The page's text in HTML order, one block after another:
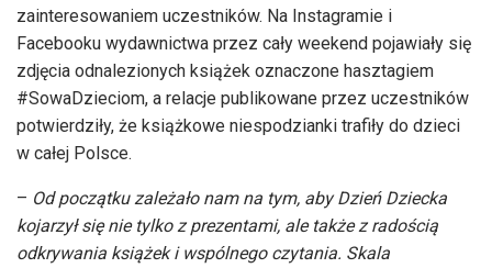
zainteresowaniem uczestników. Na Instagramie i
Facebooku wydawnictwa przez cały weekend pojawiały się
zdjęcia odnalezionych książek oznaczone hasztagiem
#SowaDzieciom, a relacje publikowane przez uczestników
potwierdziły, że książkowe niespodzianki trafiły do dzieci
w całej Polsce.
– Od początku zależało nam na tym, aby Dzień Dziecka
kojarzył się nie tylko z prezentami, ale także z radością
odkrywania książek i wspólnego czytania. Skala